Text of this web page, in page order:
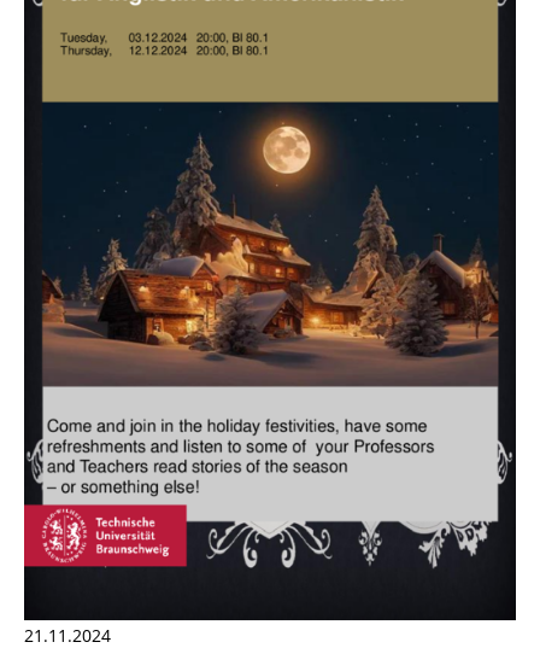
21.11.2024